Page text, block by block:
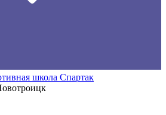
школа Спартак